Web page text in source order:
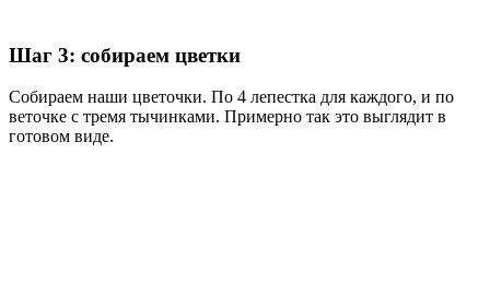
Шаг 3: собираем цветки
Собираем наши цветочки. По 4 лепестка для каждого, и по
веточке с тремя тычинками. Примерно так это выглядит в
готовом виде.